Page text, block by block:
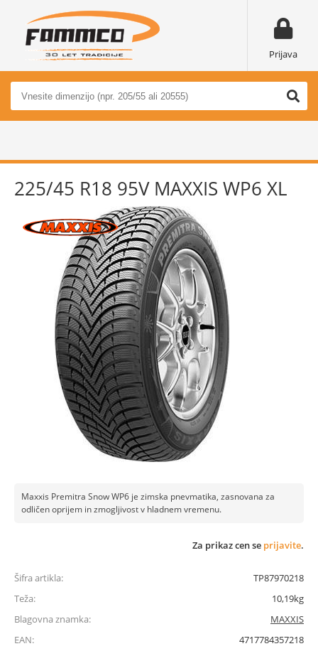
Prijava
225/45 R18 95V MAXXIS WP6 XL
Maxxis Premitra Snow WP6 je zimska pnevmatika, zasnovana za
odličen oprijem in zmogljivost v hladnem vremenu.
Za prikaz cen se prijavite.
Šifra artikla:
TP87970218
Teža:
10,19kg
Blagovna znamka:
MAXXIS
EAN:
4717784357218